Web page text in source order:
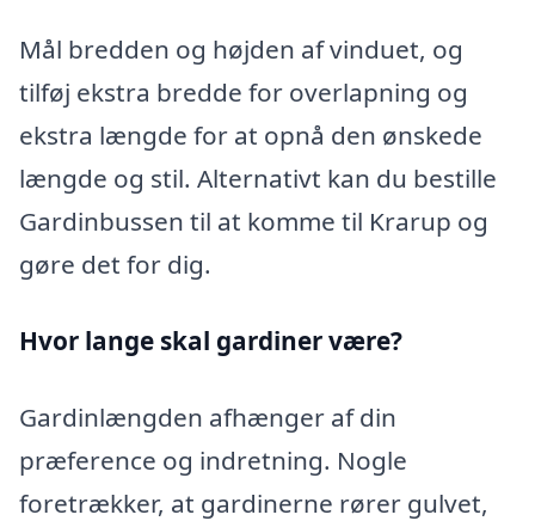
Mål bredden og højden af vinduet, og
tilføj ekstra bredde for overlapning og
ekstra længde for at opnå den ønskede
længde og stil. Alternativt kan du bestille
Gardinbussen til at komme til Krarup og
gøre det for dig.
Hvor lange skal gardiner være?
Gardinlængden afhænger af din
præference og indretning. Nogle
foretrækker, at gardinerne rører gulvet,